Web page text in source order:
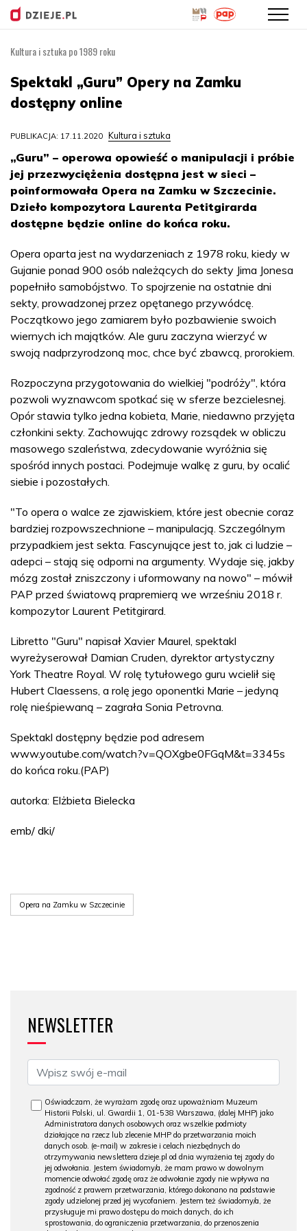
treści
Kultura i sztuka po 1989 roku
Spektakl „Guru” Opery na Zamku
dostępny online
PUBLIKACJA: 17.11.2020 Kultura i sztuka
„Guru” – operowa opowieść o manipulacji i próbie
jej przezwyciężenia dostępna jest w sieci –
poinformowała Opera na Zamku w Szczecinie.
Dzieło kompozytora Laurenta Petitgirarda
dostępne będzie online do końca roku.
Opera oparta jest na wydarzeniach z 1978 roku, kiedy w
Gujanie ponad 900 osób należących do sekty Jima Jonesa
popełniło samobójstwo. To spojrzenie na ostatnie dni
sekty, prowadzonej przez opętanego przywódcę.
Początkowo jego zamiarem było pozbawienie swoich
wiernych ich majątków. Ale guru zaczyna wierzyć w
swoją nadprzyrodzoną moc, chce być zbawcą, prorokiem.
Rozpoczyna przygotowania do wielkiej "podróży", która
pozwoli wyznawcom spotkać się w sferze bezcielesnej.
Opór stawia tylko jedna kobieta, Marie, niedawno przyjęta
członkini sekty. Zachowując zdrowy rozsądek w obliczu
masowego szaleństwa, zdecydowanie wyróżnia się
spośród innych postaci. Podejmuje walkę z guru, by ocalić
siebie i pozostałych.
"To opera o walce ze zjawiskiem, które jest obecnie coraz
bardziej rozpowszechnione – manipulacją. Szczególnym
przypadkiem jest sekta. Fascynujące jest to, jak ci ludzie –
adepci – stają się odporni na argumenty. Wydaje się, jakby
mózg został zniszczony i uformowany na nowo" – mówił
PAP przed światową prapremierą we wrześniu 2018 r.
kompozytor Laurent Petitgirard.
Libretto "Guru" napisał Xavier Maurel, spektakl
wyreżyserował Damian Cruden, dyrektor artystyczny
York Theatre Royal. W rolę tytułowego guru wcielił się
Hubert Claessens, a rolę jego oponentki Marie – jedyną
rolę nieśpiewaną – zagrała Sonia Petrovna.
Spektakl dostępny będzie pod adresem
www.youtube.com/watch?v=QOXgbe0FGqM&t=3345s
do końca roku.(PAP)
autorka: Elżbieta Bielecka
emb/ dki/
Opera na Zamku w Szczecinie
NEWSLETTER
Oświadczam, że wyrażam zgodę oraz upoważniam Muzeum
Historii Polski, ul. Gwardii 1, 01-538 Warszawa, (dalej MHP) jako
Administratora danych osobowych oraz wszelkie podmioty
działające na rzecz lub zlecenie MHP do przetwarzania moich
danych osob. (e-mail) w zakresie i celach niezbędnych do
otrzymywania newslettera dzieje.pl od dnia wyrażenia tej zgody do
jej odwołania. Jestem świadomy/a, że mam prawo w dowolnym
momencie odwołać zgodę oraz że odwołanie zgody nie wpływa na
zgodność z prawem przetwarzania, którego dokonano na podstawie
zgody udzielonej przed jej wycofaniem. Jestem też świadomy/a, że
przysługuje mi prawo dostępu do moich danych, do ich
sprostowania, do ograniczenia przetwarzania, do przenoszenia